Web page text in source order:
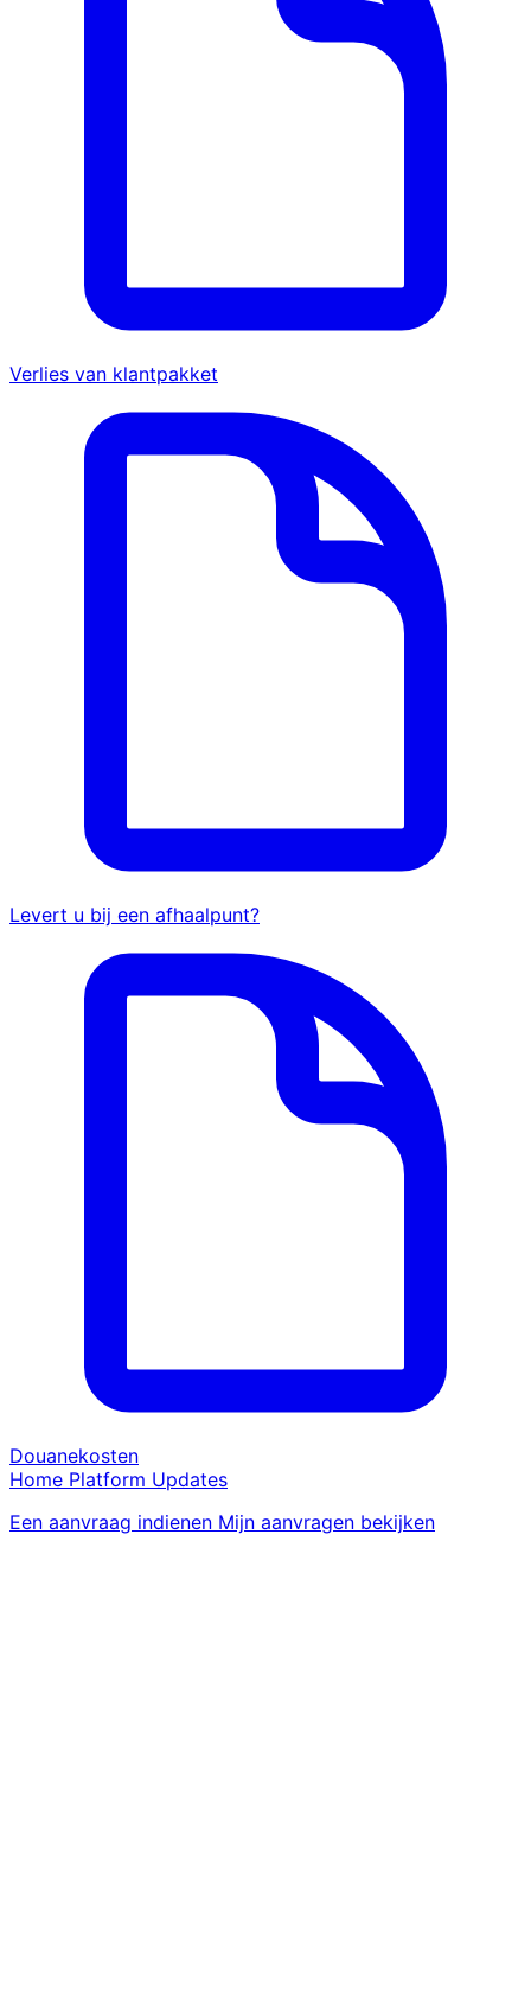
Verlies van klantpakket
Levert u bij een afhaalpunt?
Douanekosten
Home Platform Updates
Een aanvraag indienen Mijn aanvragen bekijken